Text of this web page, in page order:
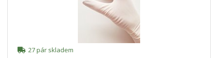
27 pár skladem